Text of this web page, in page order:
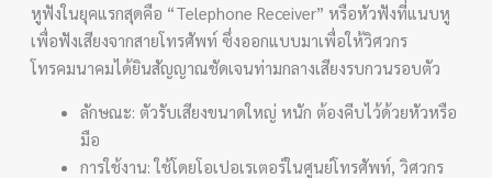
หูฟังในยุคแรกสุดคือ “Telephone Receiver” หรือหัวฟังที่แนบหู
เพื่อฟังเสียงจากสายโทรศัพท์ ซึ่งออกแบบมาเพื่อให้วิศวกร
โทรคมนาคมได้ยินสัญญาณชัดเจนท่ามกลางเสียงรบกวนรอบตัว
ลักษณะ: ตัวรับเสียงขนาดใหญ่ หนัก ต้องคีบไว้ด้วยหัวหรือ
มือ
การใช้งาน: ใช้โดยโอเปอเรเตอร์ในศูนย์โทรศัพท์, วิศวกร